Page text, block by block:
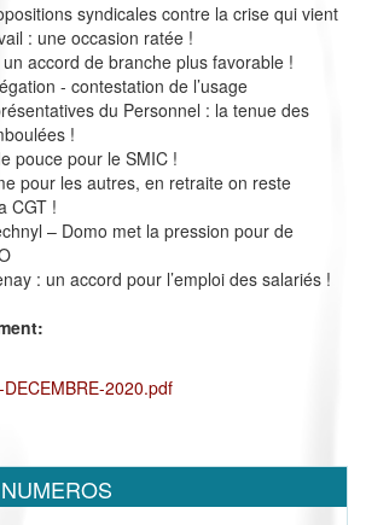
syndicales contre la crise qui vient
: une occasion ratée !
accord de branche plus favorable !
- contestation de l’usage
du Personnel : la tenue des
!
pouce pour le SMIC !
pour les autres, en retraite on reste
CGT !
– Domo met la pression pour de
: un accord pour l’emploi des salariés !
2020.pdf